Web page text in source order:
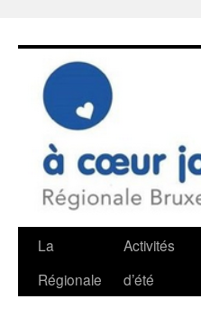
La
Régionale
Activités
d’été